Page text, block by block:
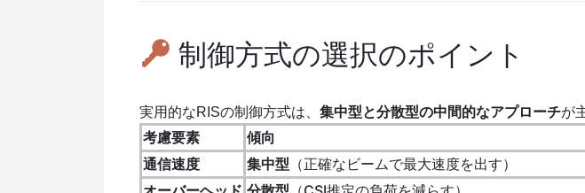
制御方式の選択のポイント
実用的なRISの制御方式は、 集中型と分散型の中間的なアプローチが
考慮要素
傾向
通信速度
集中型 （正確なビームで最大速度を出す）